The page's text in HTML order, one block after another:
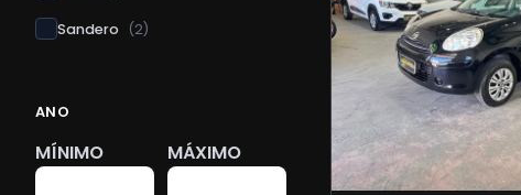
Sandero (2)
ANO
MÍNIMO MÁXIMO